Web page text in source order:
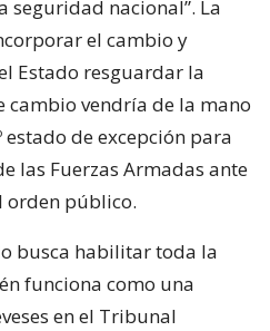
seguridad nacional”. La
el cambio y
Estado resguardar la
cambio vendría de la mano
estado de excepción para
las Fuerzas Armadas ante
orden público.
busca habilitar toda la
funciona como una
en el Tribunal